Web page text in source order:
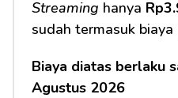
Streaming hanya
sudah termasuk
Biaya diatas berlaku
Agustus 2026